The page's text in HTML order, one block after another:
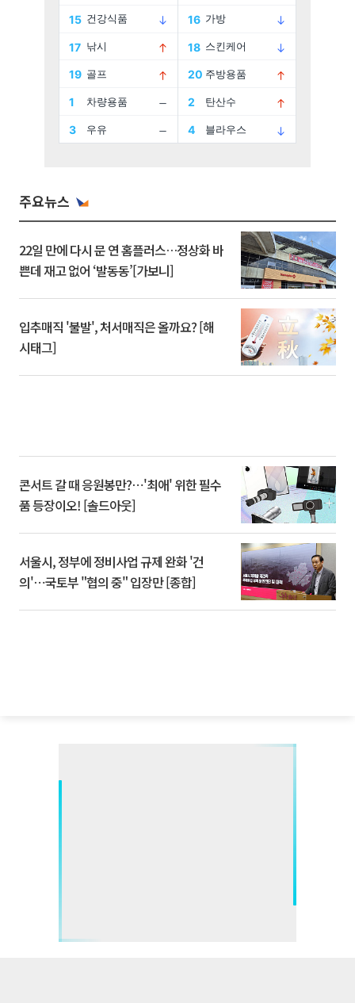
주요뉴스
22일 만에 다시 문 연 홈플러스…정상화 바
쁜데 재고 없어 ‘발동동’[가보니]
입추매직 '불발', 처서매직은 올까요? [해
시태그]
콘서트 갈 때 응원봉만?⋯'최애' 위한 필수
품 등장이오! [솔드아웃]
서울시, 정부에 정비사업 규제 완화 '건
의'⋯국토부 "협의 중" 입장만 [종합]